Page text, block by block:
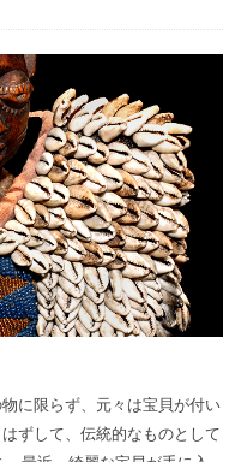
に限らず、元々は宝貝が付い
ずして、伝統的なものとして